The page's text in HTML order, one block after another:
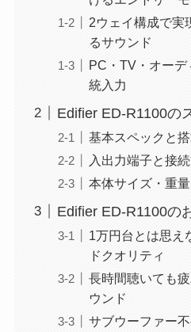
2ウェイ構成で実
るサウンド
PC・TV・オー
統入力
Edifier ED-R1100の
基本スペックと
入出力端子と接
本体サイズ・重
Edifier ED-R1100の
1万円台とは思え
ドクオリティ
長時間聴いても
ウンド
サブウーファー